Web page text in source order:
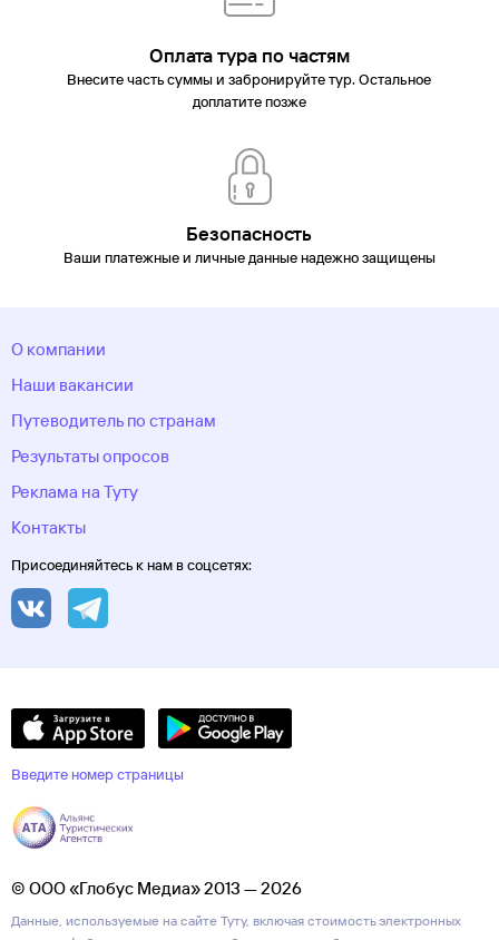
Оплата тура по частям
Внесите часть суммы и забронируйте тур. Остальное
доплатите позже
Безопасность
Ваши платежные и личные данные надежно защищены
О компании
Наши вакансии
Путеводитель по странам
Результаты опросов
Реклама на Туту
Контакты
Присоединяйтесь к нам в соцсетях:
Введите номер страницы
© ООО «Глобус Медиа» 2013 — 2026
Данные, используемые на сайте Туту, включая стоимость электронных